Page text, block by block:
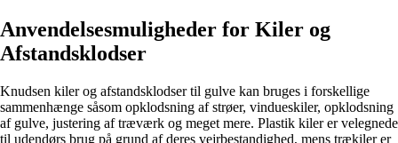
Anvendelsesmuligheder for Kiler og
Afstandsklodser
Knudsen kiler og afstandsklodser til gulve kan bruges i forskellige
sammenhænge såsom opklodsning af strøer, vindueskiler, opklodsning
af gulve, justering af træværk og meget mere. Plastik kiler er velegnede
til udendørs brug på grund af deres vejrbestandighed, mens trækiler er